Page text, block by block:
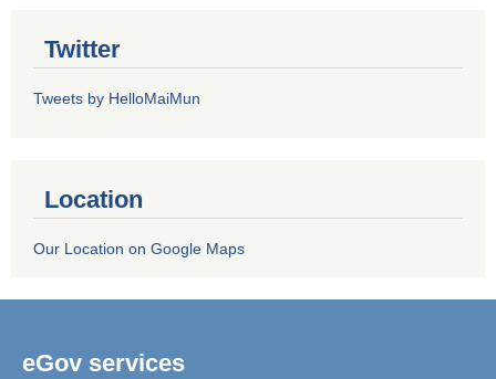
Twitter
Tweets by HelloMaiMun
Location
Our Location on Google Maps
eGov services